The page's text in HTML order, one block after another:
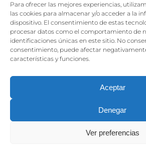
Para ofrecer las mejores experiencias,
las cookies para almacenar y/o acceder a la
dispositivo. El consentimiento de estas
procesar datos como el comportamiento de
identificaciones únicas en este sitio. No
consentimiento, puede afectar
características y funciones.
Aceptar
Denegar
Ver preferencias
Haga clic para aceptar las